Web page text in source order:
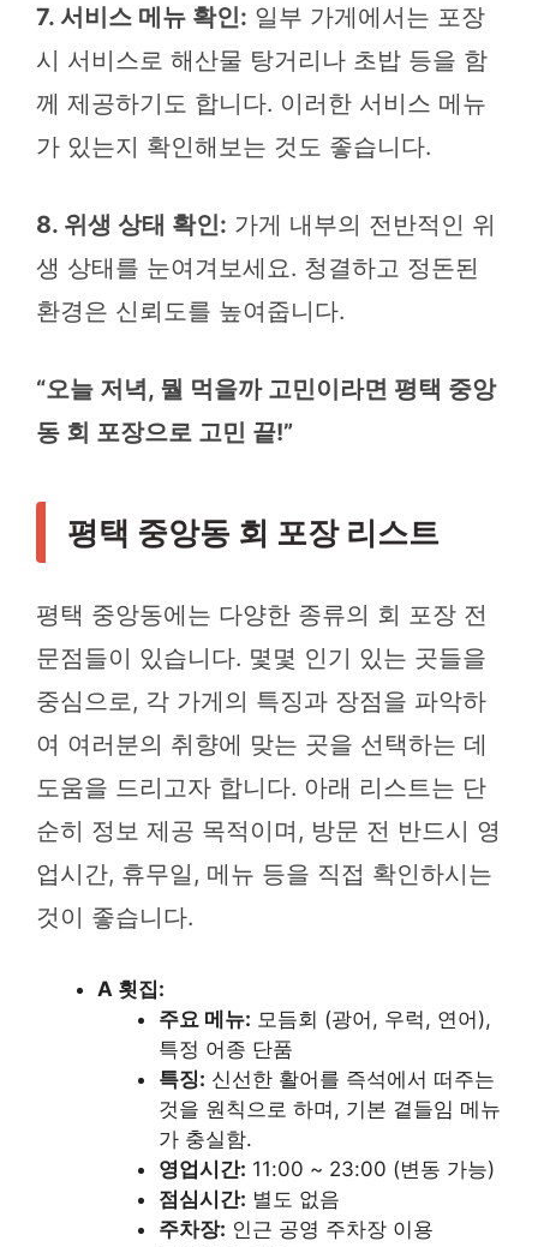
7. 서비스 메뉴 확인: 일부 가게에서는 포장
시 서비스로 해산물 탕거리나 초밥 등을 함
께 제공하기도 합니다. 이러한 서비스 메뉴
가 있는지 확인해보는 것도 좋습니다.
8. 위생 상태 확인: 가게 내부의 전반적인 위
생 상태를 눈여겨보세요. 청결하고 정돈된
환경은 신뢰도를 높여줍니다.
“오늘 저녁, 뭘 먹을까 고민이라면 평택 중앙
동 회 포장으로 고민 끝!”
평택 중앙동 회 포장 리스트
평택 중앙동에는 다양한 종류의 회 포장 전
문점들이 있습니다. 몇몇 인기 있는 곳들을
중심으로, 각 가게의 특징과 장점을 파악하
여 여러분의 취향에 맞는 곳을 선택하는 데
도움을 드리고자 합니다. 아래 리스트는 단
순히 정보 제공 목적이며, 방문 전 반드시 영
업시간, 휴무일, 메뉴 등을 직접 확인하시는
것이 좋습니다.
A 횟집:
주요 메뉴: 모듬회 (광어, 우럭, 연어),
특정 어종 단품
특징: 신선한 활어를 즉석에서 떠주는
것을 원칙으로 하며, 기본 곁들임 메뉴
가 충실함.
영업시간: 11:00 ~ 23:00 (변동 가능)
점심시간: 별도 없음
주차장: 인근 공영 주차장 이용